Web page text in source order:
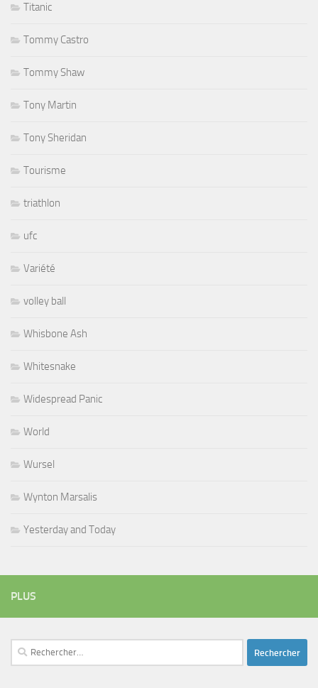
Titanic
Tommy Castro
Tommy Shaw
Tony Martin
Tony Sheridan
Tourisme
triathlon
ufc
Variété
volley ball
Whisbone Ash
Whitesnake
Widespread Panic
World
Wursel
Wynton Marsalis
Yesterday and Today
PLUS
Rechercher :